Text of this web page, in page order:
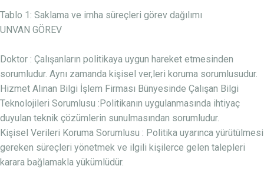
Tablo 1: Saklama ve imha süreçleri görev dağılımı
UNVAN GÖREV
Doktor : Çalışanların politikaya uygun hareket etmesinden
sorumludur. Aynı zamanda kişisel ver,leri koruma sorumlusudur.
Hizmet Alınan Bilgi İşlem Firması Bünyesinde Çalışan Bilgi
Teknolojileri Sorumlusu :Politikanın uygulanmasında ihtiyaç
duyulan teknik çözümlerin sunulmasından sorumludur.
Kişisel Verileri Koruma Sorumlusu : Politika uyarınca yürütülmesi
gereken süreçleri yönetmek ve ilgili kişilerce gelen talepleri
karara bağlamakla yükümlüdür.